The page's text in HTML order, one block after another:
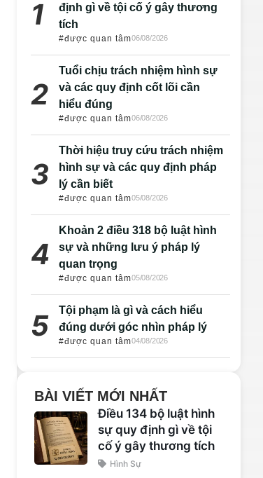
định gì về tội cố ý gây thương
tích
#được quan tâm06/08/2026
Tuổi chịu trách nhiệm hình sự
và các quy định cốt lõi cần
hiểu đúng
#được quan tâm06/08/2026
Thời hiệu truy cứu trách nhiệm
hình sự và các quy định pháp
lý cần biết
#được quan tâm05/08/2026
Khoản 2 điều 318 bộ luật hình
sự và những lưu ý pháp lý
quan trọng
#được quan tâm05/08/2026
Tội phạm là gì và cách hiểu
đúng dưới góc nhìn pháp lý
#được quan tâm04/08/2026
BÀI VIẾT MỚI NHẤT
Điều 134 bộ luật hình
sự quy định gì về tội
cố ý gây thương tích
Hình Sự